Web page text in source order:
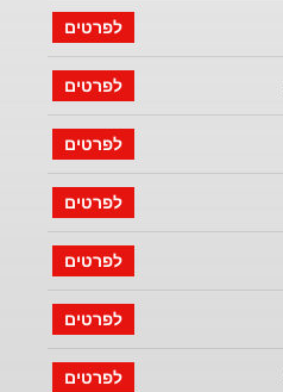
לפרטים
לפרטים
לפרטים
לפרטים
לפרטים
לפרטים
לפרטים